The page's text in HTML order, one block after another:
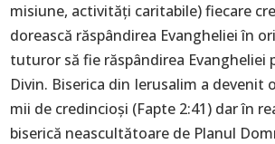
misiune, activități caritabile) fiecare
dorească răspândirea Evangheliei în
tuturor să fie răspândirea Evangheliei
Divin. Biserica din Ierusalim a devenit
mii de credincioși (Fapte 2:41) dar în
biserică neascultătoare de Planul